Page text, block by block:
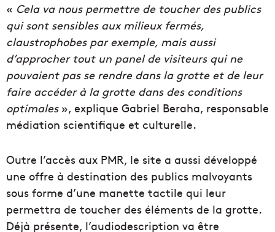
« Cela va nous permettre de toucher des publics
qui sont sensibles aux milieux fermés,
claustrophobes par exemple, mais aussi
d’approcher tout un panel de visiteurs qui ne
pouvaient pas se rendre dans la grotte et de leur
faire accéder à la grotte dans des conditions
optimales », explique Gabriel Beraha, responsable
médiation scientifique et culturelle.
Outre l’accès aux PMR, le site a aussi développé
une offre à destination des publics malvoyants
sous forme d’une manette tactile qui leur
permettra de toucher des éléments de la grotte.
Déjà présente, l’audiodescription va être